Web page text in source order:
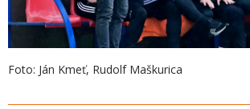
Foto: Ján Kmeť, Rudolf Maškurica